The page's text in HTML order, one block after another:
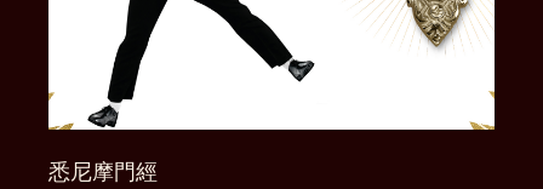
悉尼摩門經